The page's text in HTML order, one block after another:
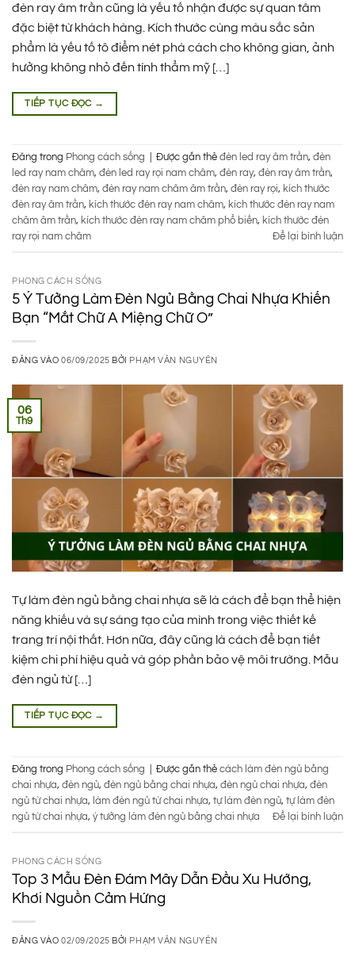
đèn ray âm trần cũng là yếu tố nhận được sự quan tâm
đặc biệt từ khách hàng. Kích thước cùng màu sắc sản
phẩm là yếu tố tô điểm nét phá cách cho không gian, ảnh
hưởng không nhỏ đến tính thẩm mỹ […]
TIẾP TỤC ĐỌC →
Đăng trong Phong cách sống Được gắn thẻ đèn led ray âm trần, đèn
led ray nam châm, đèn led ray rọi nam châm, đèn ray, đèn ray âm trần,
đèn ray nam châm, đèn ray nam châm âm trần, đèn ray rọi, kích thước
đèn ray âm trần, kích thước đèn ray nam châm, kích thước đèn ray nam
châm âm trần, kích thước đèn ray nam châm phổ biến, kích thước đèn
ray rọi nam châm
Để lại bình luận
PHONG CÁCH SỐNG
5 Ý Tưởng Làm Đèn Ngủ Bằng Chai Nhựa Khiến
Bạn “Mắt Chữ A Miệng Chữ O”
ĐĂNG VÀO06/09/2025 BỞI PHẠM VĂN NGUYÊN
06
Th9
Tự làm đèn ngủ bằng chai nhựa sẽ là cách để bạn thể hiện
năng khiếu và sự sáng tạo của mình trong việc thiết kế
trang trí nội thất. Hơn nữa, đây cũng là cách để bạn tiết
kiệm chi phí hiệu quả và góp phần bảo vệ môi trường. Mẫu
đèn ngủ từ […]
TIẾP TỤC ĐỌC →
Đăng trong Phong cách sống Được gắn thẻ cách làm đèn ngủ bằng
chai nhựa, đèn ngủ, đèn ngủ bằng chai nhựa, đèn ngủ chai nhựa, đèn
ngủ từ chai nhựa, làm đèn ngủ từ chai nhựa, tự làm đèn ngủ, tự làm đèn
ngủ từ chai nhựa, ý tưởng làm đèn ngủ bằng chai nhựa Để lại bình luận
PHONG CÁCH SỐNG
Top 3 Mẫu Đèn Đám Mây Dẫn Đầu Xu Hướng,
Khơi Nguồn Cảm Hứng
ĐĂNG VÀO02/09/2025 BỞI PHẠM VĂN NGUYÊN